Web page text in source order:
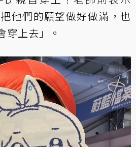
他們的願望做好做滿，也
穿上去」。